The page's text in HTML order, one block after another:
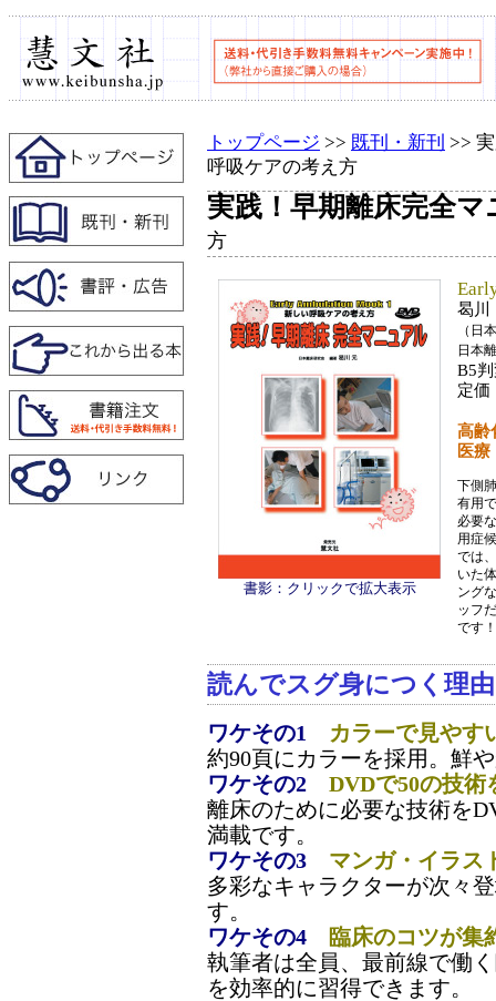
トップページ >> 既刊・新刊 >>
呼吸ケアの考え方
実践！早期離床完全マ
方
書影：クリックで拡大表示
曷
（日
日本
B5
定
高齢
医
下側
有用
必要
用症
では
いた
ング
ッフ
です！
読んでスグ身につく理
ワケその1
カラーで見やす
約90頁にカラーを採用。鮮
ワケその2 DVDで50の技術
離床のために必要な技術を
満載です。
ワケその3 マンガ・イラス
多彩なキャラクターが次々
す。
ワケその4 臨床のコツが集
執筆者は全員、最前線で働
を効率的に習得できます。